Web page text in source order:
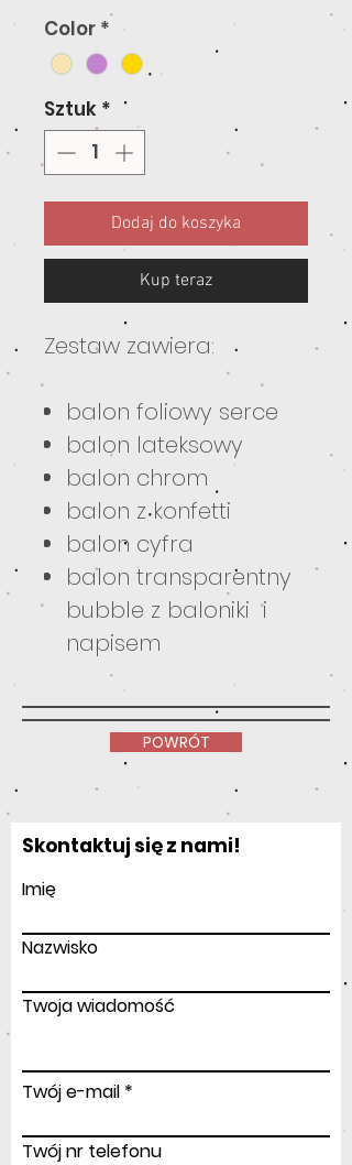
Color *
Sztuk *
Dodaj do koszyka
Kup teraz
Zestaw zawiera:
balon foliowy serce
balon lateksowy
balon chrom
balon z konfetti
balon cyfra
balon transparentny
bubble z baloniki i
napisem
POWRÓT
Skontaktuj się z nami!
Imię
Nazwisko
Twoja wiadomość
Twój e-mail
Twój nr telefonu